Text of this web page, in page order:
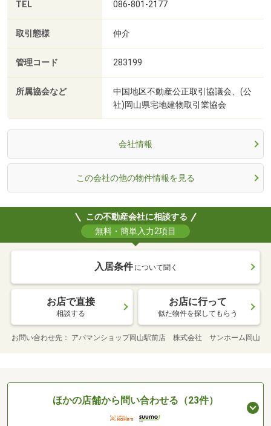
TEL 086-801-2177
取引態様 仲介
管理コード 283199
所属協会など
中国地区不動産公正取引協議会、(公
社)岡山県宅地建物取引業協会
会社情報
この会社の他の物件情報を見る
この不動産会社に相談する
無料・簡単入力2項目
入居条件 について聞く
お店で直接
相談する
お店に行って
似た物件を探してもらう
お問い合わせ先 アパマンショップ岡山駅前店 株式会社 サンホーム岡山
ほかの店舗から問い合わせる（23件）